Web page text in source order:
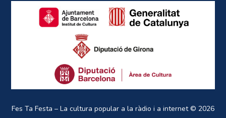
Fes Ta Festa – La cultura popular a la ràdio i a internet© 2026